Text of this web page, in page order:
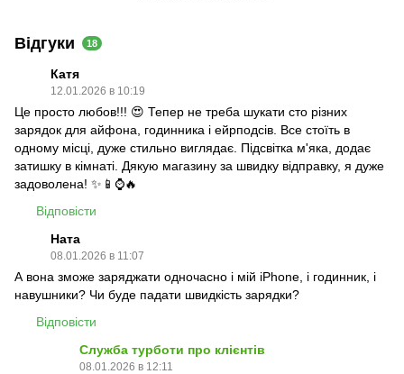
Відгуки 18
Катя
12.01.2026 в 10:19
Це просто любов!!! 😍 Тепер не треба шукати сто різних
зарядок для айфона, годинника і ейрподсів. Все стоїть в
одному місці, дуже стильно виглядає. Підсвітка м'яка, додає
затишку в кімнаті. Дякую магазину за швидку відправку, я дуже
задоволена! ✨📱⌚🔥
Відповісти
Ната
08.01.2026 в 11:07
А вона зможе заряджати одночасно і мій iPhone, і годинник, і
навушники? Чи буде падати швидкість зарядки?
Відповісти
Служба турботи про клієнтів
08.01.2026 в 12:11